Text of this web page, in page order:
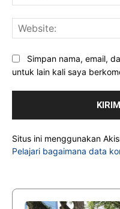
Simpan nama, email,
untuk lain kali saya
Situs ini menggunakan
Pelajari bagaimana data